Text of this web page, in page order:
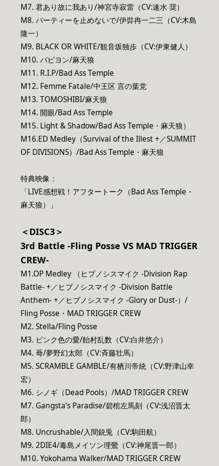
M7. 君あり故に我あり/神宮寺寂雷（CV:速水 奨）
M8. パーティーを止めないで/伊弉冉一二三（CV:木島
隆一）
M9. BLACK OR WHITE/観音坂独歩（CV:伊東健人）
M10. パピヨン/麻天狼
M11. R.I.P/Bad Ass Temple
M12. Femme Fatale/中王区 言の葉党
M13. TOMOSHIBI/麻天狼
M14. 開眼/Bad Ass Temple
M15. Light & Shadow/Bad Ass Temple・麻天狼）
M16.ED Medley（Survival of the Illest +／SUMMIT
OF DIVISIONS）/Bad Ass Temple・麻天狼
特典映像：
「LIVE感想戦！アフタートーク（Bad Ass Temple・
麻天狼）」
＜DISC3＞
3rd Battle -Fling Posse VS MAD TRIGGER
CREW-
M1.OP Medley （ヒプノシスマイク -Division Rap
Battle- +／ヒプノシスマイク -Division Battle
Anthem- +／ヒプノシスマイク -Glory or Dust-）/
Fling Posse・MAD TRIGGER CREW
M2. Stella/Fling Posse
M3. ピンク色の愛/飴村乱数（CV:白井悠介）
M4. 蕚/夢野幻太郎（CV:斉藤壮馬）
M5. SCRAMBLE GAMBLE/有栖川帝統（CV:野津山幸
宏）
M6. シノギ（Dead Pools）/MAD TRIGGER CREW
M7. Gangsta’s Paradise/碧棺左馬刻（CV:浅沼晋太
郎）
M8. Uncrushable/入間銃兎（CV:駒田航）
M9. 2DIE4/毒島メイソン理鶯（CV:神尾晋一郎）
M10. Yokohama Walker/MAD TRIGGER CREW